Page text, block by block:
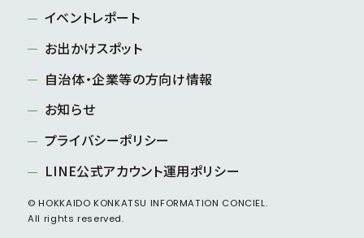
イベントレポート
お出かけスポット
自治体・企業等の方向け情報
お知らせ
プライバシーポリシー
LINE公式アカウント運用ポリシー
© HOKKAIDO KONKATSU INFORMATION CONCIEL.
All rights reserved.